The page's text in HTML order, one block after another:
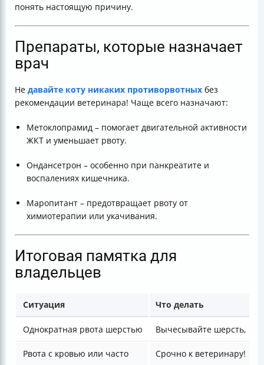
понять настоящую причину.
Препараты, которые назначает
врач
Не давайте коту никаких противорвотных без
рекомендации ветеринара! Чаще всего назначают:
Метоклопрамид – помогает двигательной активности
ЖКТ и уменьшает рвоту.
Ондансетрон – особенно при панкреатите и
воспалениях кишечника.
Маропитант – предотвращает рвоту от
химиотерапии или укачивания.
Итоговая памятка для
владельцев
Ситуация Что делать
Однократная рвота шерстью Вычесывайте шерсть,
Рвота с кровью или часто Срочно к ветеринару!